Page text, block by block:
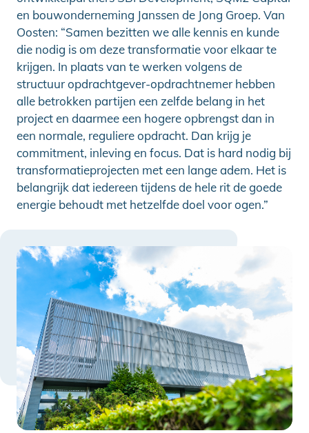
en bouwonderneming Janssen de Jong Groep. Van
Oosten: “Samen bezitten we alle kennis en kunde
die nodig is om deze transformatie voor elkaar te
krijgen. In plaats van te werken volgens de
structuur opdrachtgever-opdrachtnemer hebben
alle betrokken partijen een zelfde belang in het
project en daarmee een hogere opbrengst dan in
een normale, reguliere opdracht. Dan krijg je
commitment, inleving en focus. Dat is hard nodig bij
transformatieprojecten met een lange adem. Het is
belangrijk dat iedereen tijdens de hele rit de goede
energie behoudt met hetzelfde doel voor ogen.”